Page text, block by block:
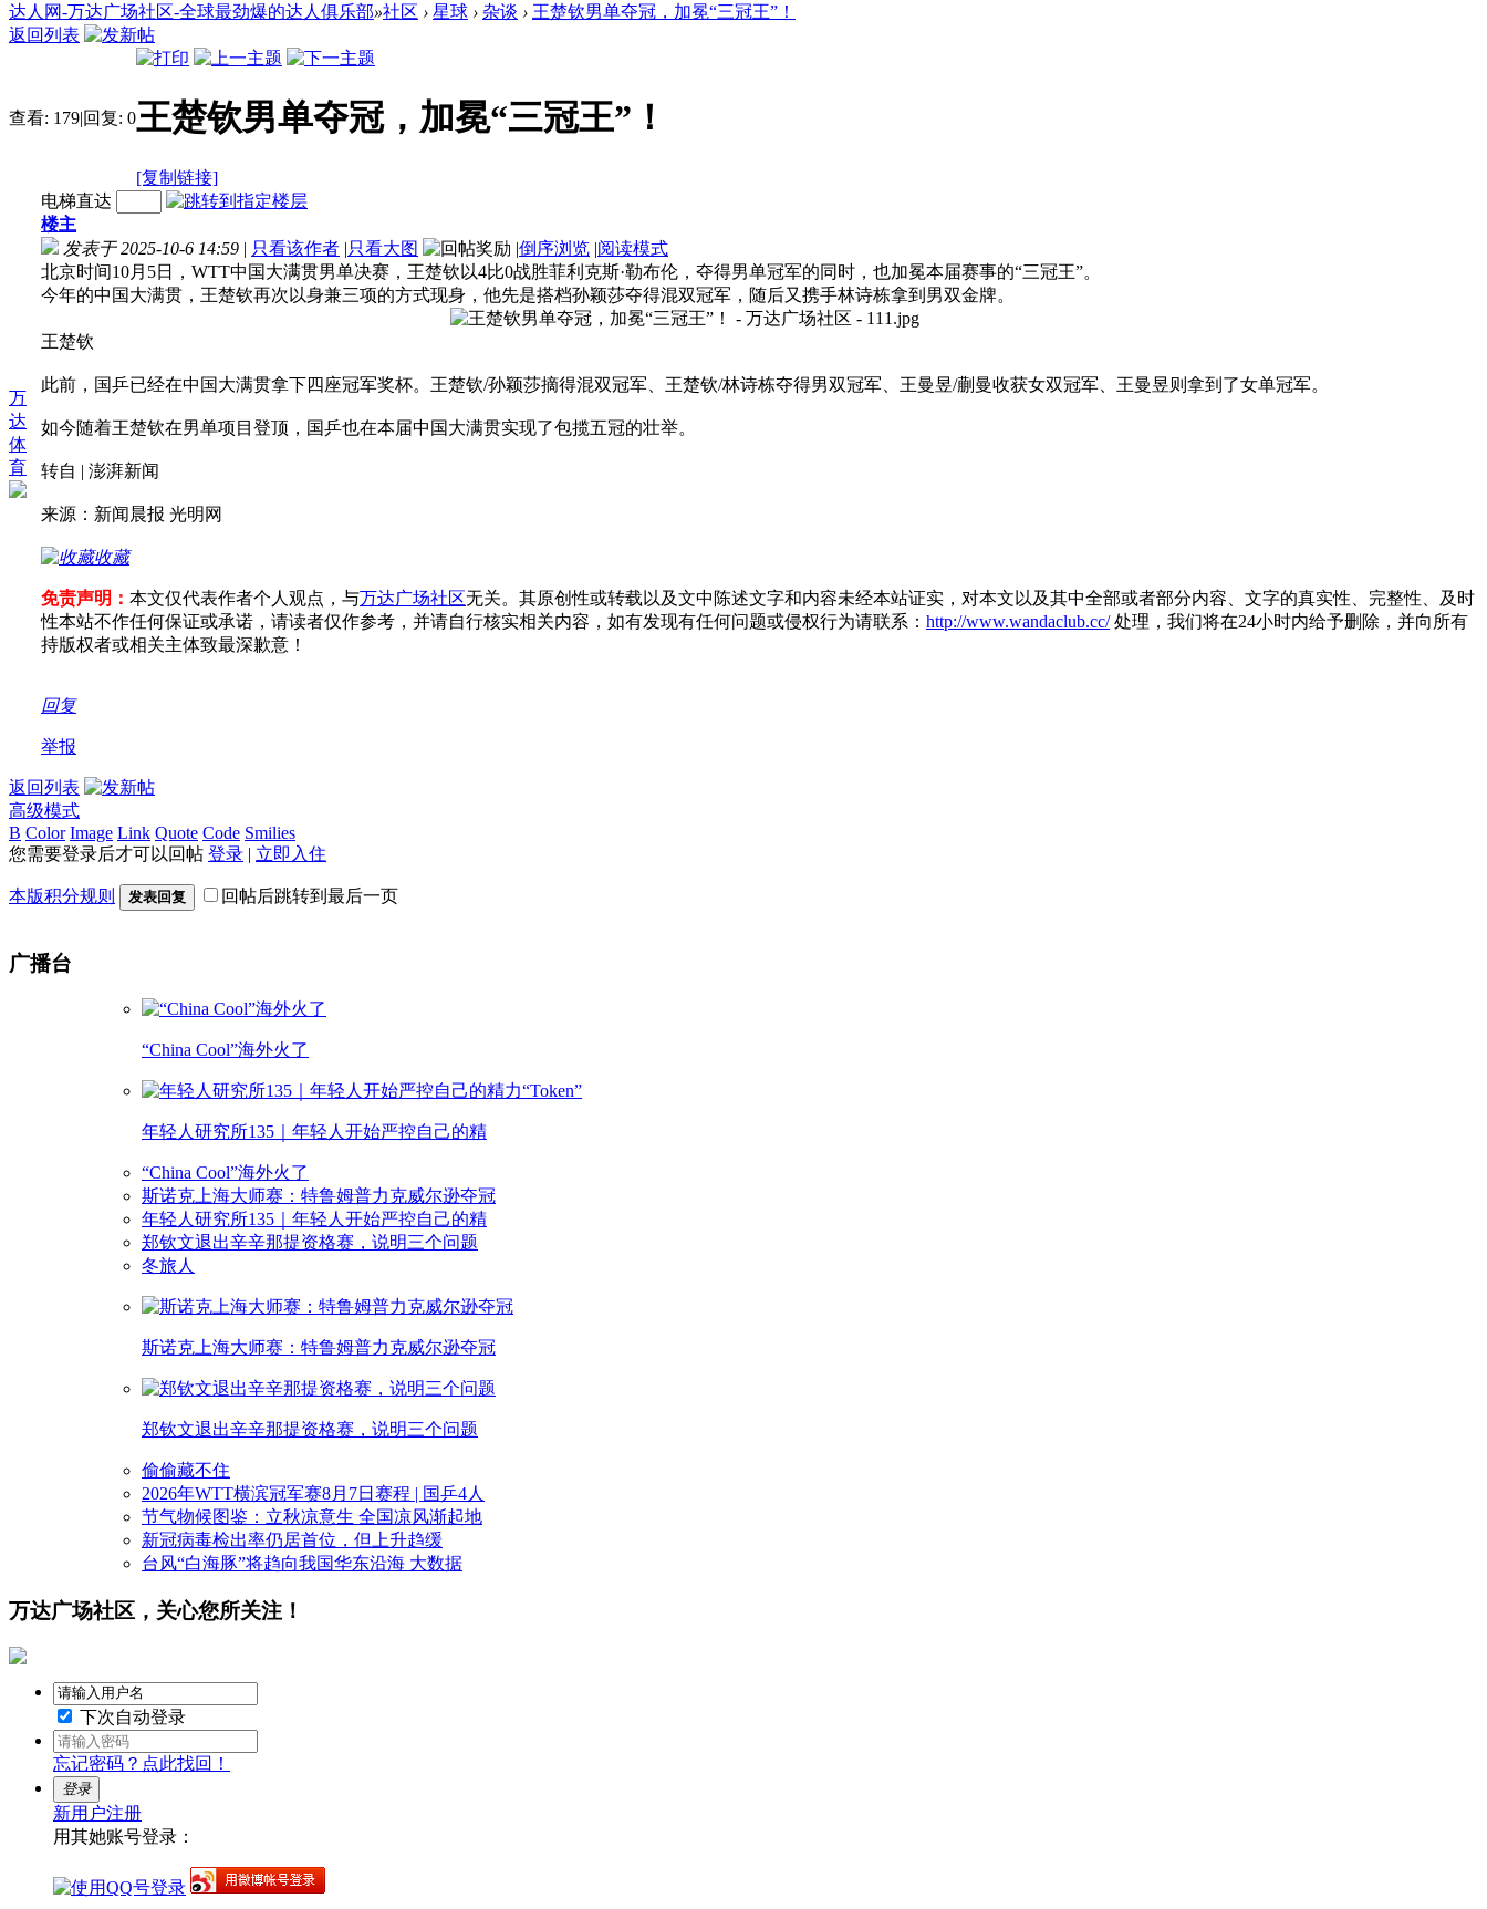
达人网-万达广场社区-全球最劲爆的达人俱乐部»社区 › 星球 › 杂谈 › 王楚钦男单夺冠，加冕“三冠王”！
返回列表
查看: 179|回复: 0王楚钦男单夺冠，加冕“三冠王”！
[复制链接]
万
达
体
育
电梯直达
楼主
发表于 2025-10-6 14:59 | 只看该作者 |只看大图 |倒序浏览 |阅读模式
北京时间10月5日，WTT中国大满贯男单决赛，王楚钦以4比0战胜菲利克斯·勒布伦，夺得男单冠军的同时，也加冕本届赛事的“三冠王”。
今年的中国大满贯，王楚钦再次以身兼三项的方式现身，他先是搭档孙颖莎夺得混双冠军，随后又携手林诗栋拿到男双金牌。
王楚钦
此前，国乒已经在中国大满贯拿下四座冠军奖杯。王楚钦/孙颖莎摘得混双冠军、王楚钦/林诗栋夺得男双冠军、王曼昱/蒯曼收获女双冠军、王曼昱则拿到了女单冠军。
如今随着王楚钦在男单项目登顶，国乒也在本届中国大满贯实现了包揽五冠的壮举。
转自 | 澎湃新闻
来源：新闻晨报 光明网
收藏
免责声明： 本文仅代表作者个人观点，与万达广场社区无关。其原创性或转载以及文中陈述文字和内容未经本站证实，对本文以及其中全部或者部分内容、文字的真实性、完整性、及时
性本站不作任何保证或承诺，请读者仅作参考，并请自行核实相关内容，如有发现有任何问题或侵权行为请联系： http://www.wandaclub.cc/处理，我们将在24小时内给予删除，并向所有
持版权者或相关主体致最深歉意！
回复
举报
返回列表
高级模式
B Color Image Link Quote Code Smilies
您需要登录后才可以回帖 登录 | 立即入住
本版积分规则 发表回复 回帖后跳转到最后一页
广播台
“China Cool”海外火了
年轻人研究所135｜年轻人开始严控自己的精
“China Cool”海外火了
斯诺克上海大师赛：特鲁姆普力克威尔逊夺冠
年轻人研究所135｜年轻人开始严控自己的精
郑钦文退出辛辛那提资格赛，说明三个问题
冬旅人
斯诺克上海大师赛：特鲁姆普力克威尔逊夺冠
郑钦文退出辛辛那提资格赛，说明三个问题
偷偷藏不住
2026年WTT横滨冠军赛8月7日赛程 | 国乒4人
节气物候图鉴：立秋凉意生 全国凉风渐起地
新冠病毒检出率仍居首位，但上升趋缓
台风“白海豚”将趋向我国华东沿海 大数据
万达广场社区，关心您所关注！
下次自动登录
忘记密码？点此找回！
登录
新用户注册
用其她账号登录：